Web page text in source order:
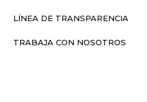
LÍNEA DE TRANSPARENCIA
TRABAJA CON NOSOTROS